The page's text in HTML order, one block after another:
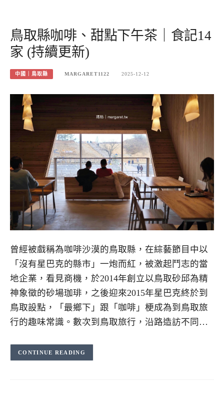
鳥取縣咖啡、甜點下午茶｜食記14
家 (持續更新)
中國｜鳥取縣 MARGARET1122 2025-12-12
曾經被戲稱為咖啡沙漠的鳥取縣，在綜藝節目中以
「沒有星巴克的縣市」一炮而紅，被激起鬥志的當
地企業，看見商機，於2014年創立以鳥取砂邱為精
神象徵的砂場珈琲，之後迎來2015年星巴克終於到
鳥取設點，「最鄉下」跟「咖啡」梗成為到鳥取旅
行的趣味常識。數次到鳥取旅行，沿路造訪不同…
CONTINUE READING